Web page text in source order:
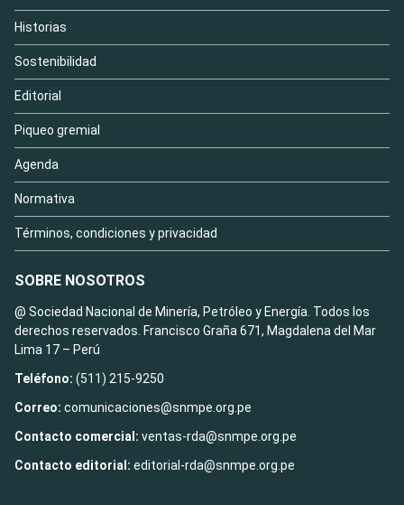
Historias
Sostenibilidad
Editorial
Piqueo gremial
Agenda
Normativa
Términos, condiciones y privacidad
SOBRE NOSOTROS
@ Sociedad Nacional de Minería, Petróleo y Energía. Todos los
derechos reservados. Francisco Graña 671, Magdalena del Mar
Lima 17 – Perú
Teléfono: (511) 215-9250
Correo: comunicaciones@snmpe.org.pe
Contacto comercial: ventas-rda@snmpe.org.pe
Contacto editorial: editorial-rda@snmpe.org.pe